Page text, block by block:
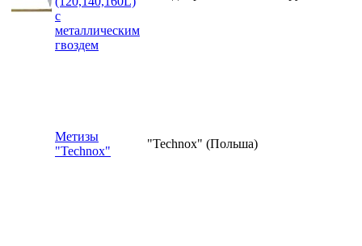
с
металлическим
гвоздем
Метизы
"Technox"
"Technox" (Польша)